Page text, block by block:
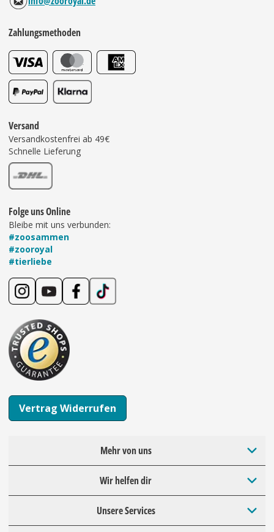
Zahlungsmethoden
Versand
Versandkostenfrei ab 49€
Schnelle Lieferung
Folge uns Online
Bleibe mit uns verbunden:
#zoosammen
#zooroyal
#tierliebe
Vertrag Widerrufen
Mehr von uns
Wir helfen dir
Unsere Services